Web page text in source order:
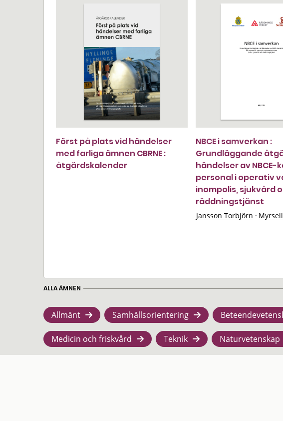
Först på plats vid händelser
med farliga ämnen CBRNE :
åtgärdskalender
NBCE i samverkan :
Grundläggande
händelser av
personal i operativ
inompolis, sjukvård
räddningstjänst
Jansson Torbjörn ·
ALLA ÄMNEN
Allmänt Samhällsorientering
Medicin och friskvård Teknik Naturvetenskap